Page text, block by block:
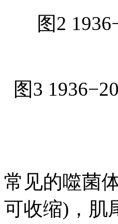
图2
图3
常见的噬菌
可收缩)，肌